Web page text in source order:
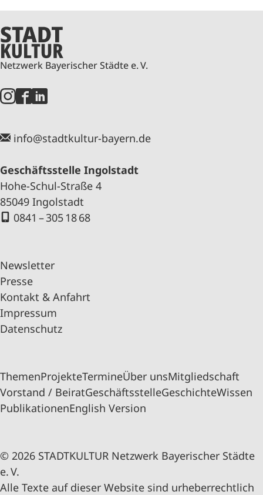
Netzwerk Bayerischer Städte e. V.
info@stadtkultur-bayern.de
Geschäftsstelle Ingolstadt
Hohe-Schul-Straße 4
85049 Ingolstadt
0841 – 305 18 68
Newsletter
Presse
Kontakt & Anfahrt
Impressum
Datenschutz
ThemenProjekteTermineÜber unsMitgliedschaft
Vorstand / BeiratGeschäftsstelleGeschichteWissen
PublikationenEnglish Version
© 2026 STADTKULTUR Netzwerk Bayerischer Städte
e. V.
Alle Texte auf dieser Website sind urheberrechtlich